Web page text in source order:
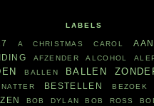
LABELS
A CHRISTMAS CAROL
AFZENDER ALCOHOL
BALLEN BALLEN
BESTELLEN BEZOEK
BOB DYLAN BOB ROSS